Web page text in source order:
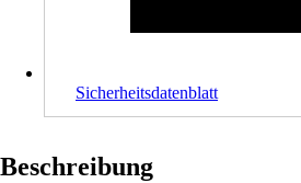
Sicherheitsdatenblatt
Beschreibung